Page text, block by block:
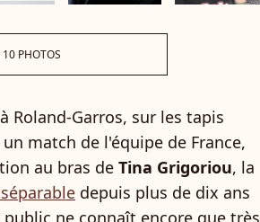
10 PHOTOS
Roland-Garros, sur les tapis
match de l'équipe de France,
au bras de Tina Grigoriou, la
depuis plus de dix ans
ne connaît encore que très